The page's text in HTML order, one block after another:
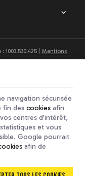
| Mentions
navigation sécurisée
fin des cookies afin
centres d’intérêt,
et vous
Google pourrait
afin de